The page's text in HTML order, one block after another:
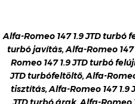
Alfa-Romeo 147 1.9 JTD turbó
turbó javítás, Alfa-Romeo
Romeo 147 1.9 JTD turbó
JTD turbófeltöltő, Alfa-
tisztítás, Alfa-Romeo 147 1.9